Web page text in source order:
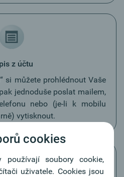
z účtu
si můžete prohlédnout Vaše
jednoduše poslat mailem,
nebo (je-li k mobilu
vytisknout.
cookies
používají soubory cookie,
uživatele. Cookies jsou